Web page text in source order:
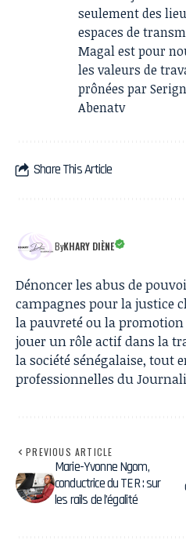
seulement des
espaces de
Magal est pour
les valeurs de
prônées par
Abenatv
Share This Article
ByKHARY DIÈNE
Dénoncer les abus de
campagnes pour la justice
la pauvreté ou la promotion
jouer un rôle actif dans la
la société sénégalaise, tout
professionnelles du
PREVIOUS ARTICLE
Marie-Yvonne Ngom,
conductrice du TER : sur
les rails de l’égalité